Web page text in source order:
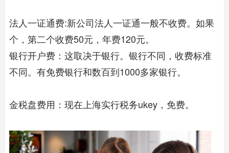
法人一证通费:新公司法人一证通一般不收费。如果
个，第二个收费50元，年费120元。
银行开户费：这取决于银行。银行不同，收费标准
不同。有免费银行和数百到1000多家银行。
金税盘费用：现在上海实行税务ukey，免费。